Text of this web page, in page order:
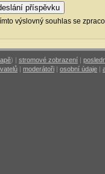
výslovný souhlas se
) | stromové zobrazení |
| moderátoři | osobní údaje |